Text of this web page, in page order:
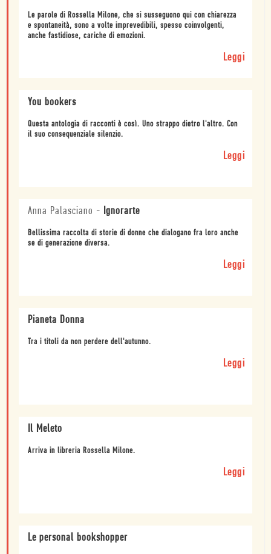
Le parole di Rossella Milone, che si susseguono qui con chiarezza
e spontaneità, sono a volte imprevedibili, spesso coinvolgenti,
anche fastidiose, cariche di emozioni.
Leggi
You bookers
Questa antologia di racconti è così. Uno strappo dietro l'altro. Con
il suo consequenziale silenzio.
Leggi
Anna Palasciano - Ignorarte
Bellissima raccolta di storie di donne che dialogano fra loro anche
se di generazione diversa.
Leggi
Pianeta Donna
Tra i titoli da non perdere dell'autunno.
Leggi
Il Meleto
Arriva in libreria Rossella Milone.
Leggi
Le personal bookshopper